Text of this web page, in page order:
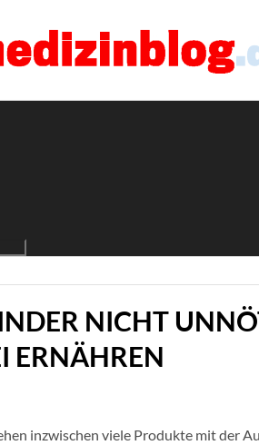
NICHT
ERNÄHREN
inzwischen viele Produkte mit der